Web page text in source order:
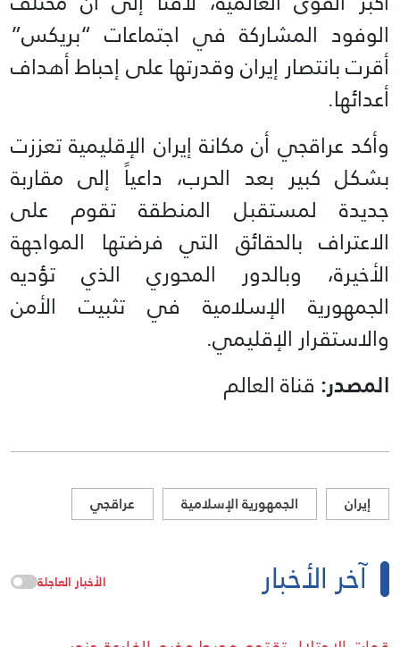
الوفود المشاركة في اجتماعات “بريكس”
أقرت بانتصار إيران وقدرتها على إحباط أهداف
أعدائها.
وأكد عراقجي أن مكانة إيران الإقليمية تعززت
بشكل كبير بعد الحرب، داعياً إلى مقاربة
جديدة لمستقبل المنطقة تقوم على
الاعتراف بالحقائق التي فرضتها المواجهة
الأخيرة، وبالدور المحوري الذي تؤديه
الجمهورية الإسلامية في تثبيت الأمن
والاستقرار الإقليمي.
المصدر: قناة العالم
إيران الجمهورية الإسلامية عراقجي
آخر الأخبار الأخبار العاجلة